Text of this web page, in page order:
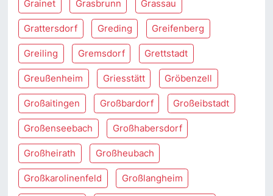
Grainet Grasbrunn Grassau
Grattersdorf Greding Greifenberg
Greiling Gremsdorf Grettstadt
Greußenheim Griesstätt Gröbenzell
Großaitingen Großbardorf Großeibstadt
Großenseebach Großhabersdorf
Großheirath Großheubach
Großkarolinenfeld Großlangheim